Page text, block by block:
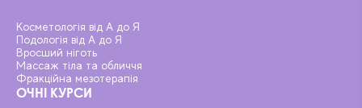
Косметологія від А до Я
Подологія від А до Я
Вросший ніготь
Массаж тіла та обличчя
Фракційна мезотерапія
ОЧНІ КУРСИ